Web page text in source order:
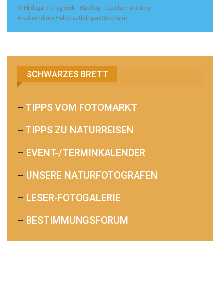
© Hildegard Grygierek | Bläuling - Gesehen auf dem
Areal rund um Halde Lothringen (Bochum)
SCHWARZES BRETT
– TIPPS VOM FOTOMARKT
– TIPPS ZU NATURREISEN
– EVENT-/TERMINKALENDER
– UNSERE NATURFOTOGRAFEN
– LESER-FOTOGALERIE
– BESTIMMUNGSFORUM